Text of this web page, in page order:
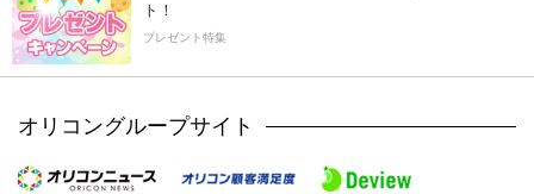
ト！
プレゼント特集
オリコングループサイト